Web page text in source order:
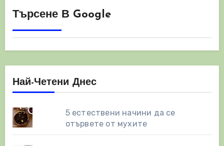
Търсене В Google
Най-Четени Днес
5 естествени начини да се
отървете от мухите